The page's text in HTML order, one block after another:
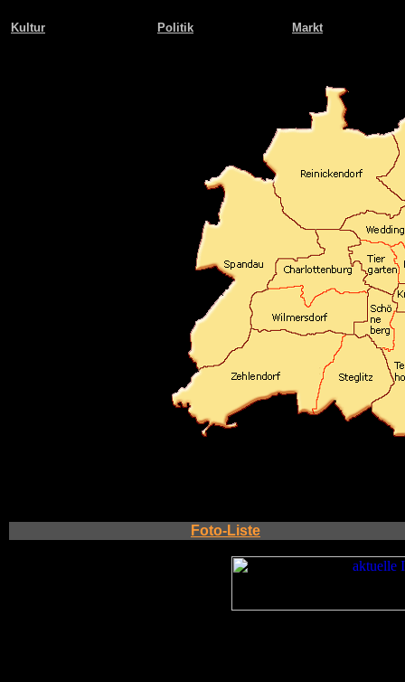
Kultur Politik Markt
Foto-Liste